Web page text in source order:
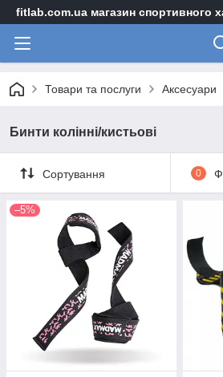
fitlab.com.ua магазин спортивного
Товари та послуги Аксесуари
Бинти колінні/кистьові
Сортування 0
–5%